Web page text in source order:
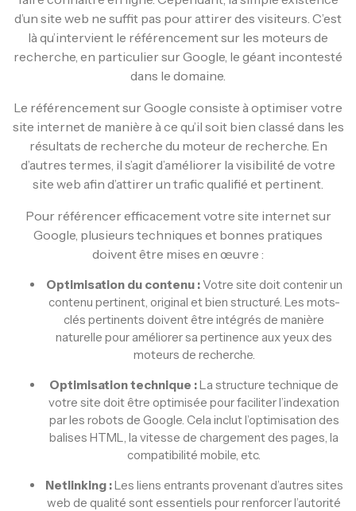
d’un site web ne suffit pas pour attirer des visiteurs. C’est
là qu’intervient le référencement sur les moteurs de
recherche, en particulier sur Google, le géant incontesté
dans le domaine.
Le référencement sur Google consiste à optimiser votre
site internet de manière à ce qu’il soit bien classé dans les
résultats de recherche du moteur de recherche. En
d’autres termes, il s’agit d’améliorer la visibilité de votre
site web afin d’attirer un trafic qualifié et pertinent.
Pour référencer efficacement votre site internet sur
Google, plusieurs techniques et bonnes pratiques
doivent être mises en œuvre :
Optimisation du contenu :Votre site doit contenir un
contenu pertinent, original et bien structuré. Les mots-
clés pertinents doivent être intégrés de manière
naturelle pour améliorer sa pertinence aux yeux des
moteurs de recherche.
Optimisation technique :La structure technique de
votre site doit être optimisée pour faciliter l’indexation
par les robots de Google. Cela inclut l’optimisation des
balises HTML, la vitesse de chargement des pages, la
compatibilité mobile, etc.
Netlinking :Les liens entrants provenant d’autres sites
web de qualité sont essentiels pour renforcer l’autorité